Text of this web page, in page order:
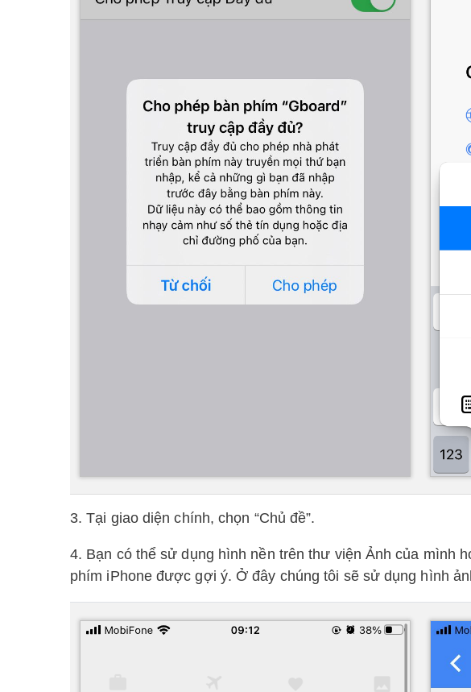
3. Tại giao diện chính, chọn “Chủ đề”.
4. Bạn có thể sử dụng hình nền trên thư viện Ảnh của mình
phím iPhone được gợi ý. Ở đây chúng tôi sẽ sử dụng hình